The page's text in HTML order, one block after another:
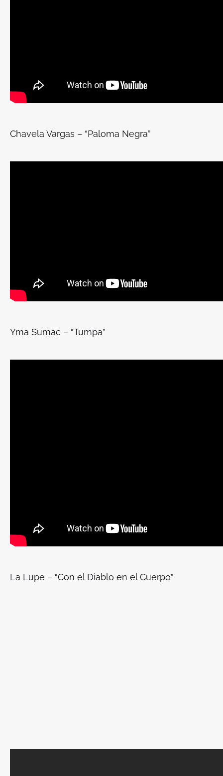
Chavela Vargas – “Paloma Negra”
Yma Sumac – “Tumpa”
La Lupe – “Con el Diablo en el Cuerpo”